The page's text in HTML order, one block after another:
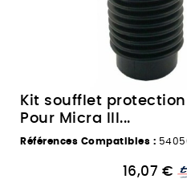
Kit soufflet
Pour Micra III...
Références Compatibles :
16,07 €